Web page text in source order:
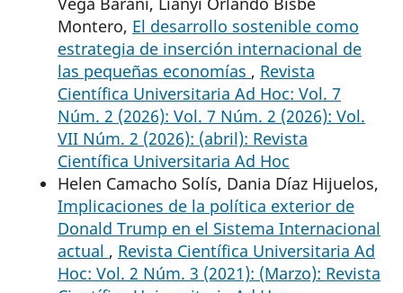
Montero, El desarrollo sostenible como
estrategia de inserción internacional de
las pequeñas economías , Revista
Científica Universitaria Ad Hoc: Vol. 7
Núm. 2 (2026): Vol. 7 Núm. 2 (2026): Vol.
VII Núm. 2 (2026): (abril): Revista
Científica Universitaria Ad Hoc
Helen Camacho Solís, Dania Díaz Hijuelos,
Implicaciones de la política exterior de
Donald Trump en el Sistema Internacional
actual , Revista Científica Universitaria Ad
Hoc: Vol. 2 Núm. 3 (2021): (Marzo): Revista